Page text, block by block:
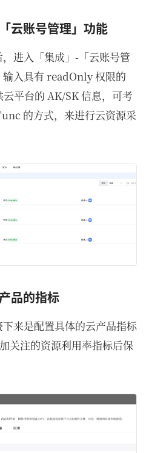
云账号管理」功能
进入「集成」-「云账号管
入具有 readOnly 权限的
平台的 AK/SK 信息，可考
的方式，来进行云资源采
品的指标
来是配置具体的云产品指标
关注的资源利用率指标后保